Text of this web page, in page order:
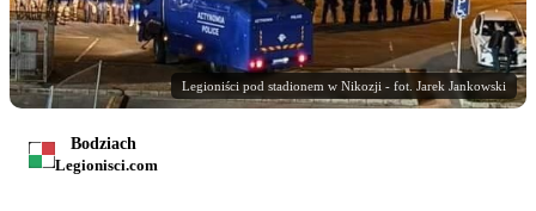
Legioniści pod stadionem w Nikozji - fot. Jarek Jankowski
Bodziach
Legionisci.com